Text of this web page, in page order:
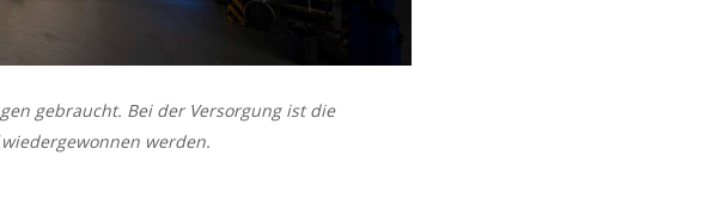
gebraucht. Bei der Versorgung ist die
werden.